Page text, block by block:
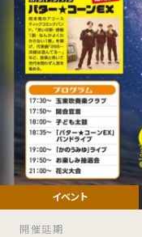
開催延期